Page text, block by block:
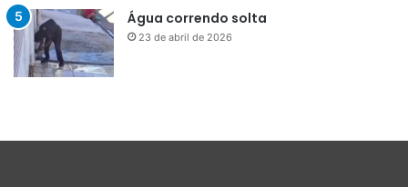
Água correndo solta
23 de abril de 2026